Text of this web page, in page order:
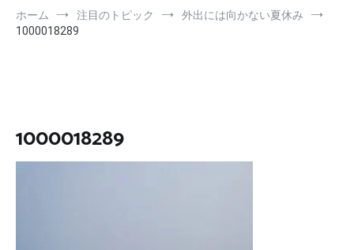
ホーム 注目のトピック
外出には向かない夏休み
1000018289
1000018289